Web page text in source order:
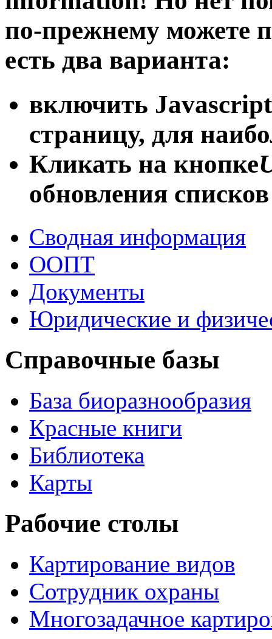
по-прежнему можете
есть два варианта:
включить Javascript
страницу, для
Кликать на кнопке
обновления
Сводная информация
ООПТ
Документы
Юридические и
Справочные базы
База биоразнообразия
Красные книги
Библиотека
Карты
Рабочие столы
Картирование видов
Сотрудник охраны
Многозадачное